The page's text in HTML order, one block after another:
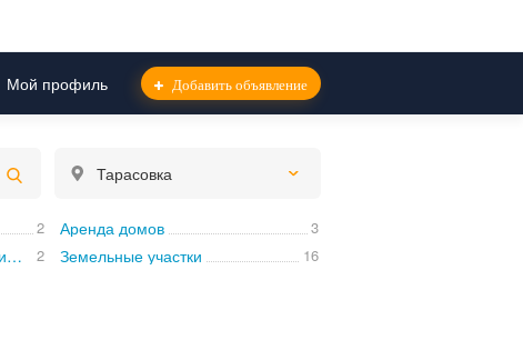
Мой профиль Добавить объявление
Тарасовка
2
Продажа коммерческой недвижимости 2
Аренда домов 3
Земельные участки 16